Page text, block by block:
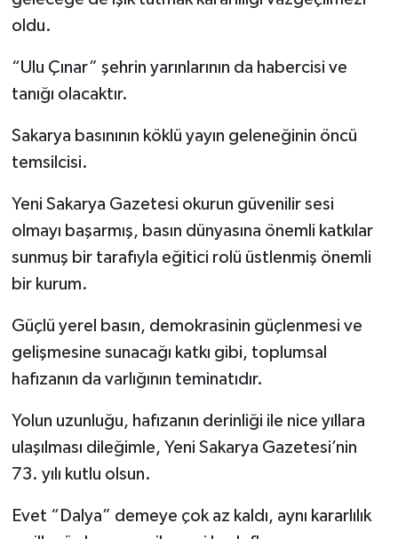
oldu.
“Ulu Çınar” şehrin yarınlarının da habercisi ve
tanığı olacaktır.
Sakarya basınının köklü yayın geleneğinin öncü
temsilcisi.
Yeni Sakarya Gazetesi okurun güvenilir sesi
olmayı başarmış, basın dünyasına önemli katkılar
sunmuş bir tarafıyla eğitici rolü üstlenmiş önemli
bir kurum.
Güçlü yerel basın, demokrasinin güçlenmesi ve
gelişmesine sunacağı katkı gibi, toplumsal
hafızanın da varlığının teminatıdır.
Yolun uzunluğu, hafızanın derinliği ile nice yıllara
ulaşılması dileğimle, Yeni Sakarya Gazetesi’nin
73. yılı kutlu olsun.
Evet “Dalya” demeye çok az kaldı, aynı kararlılık